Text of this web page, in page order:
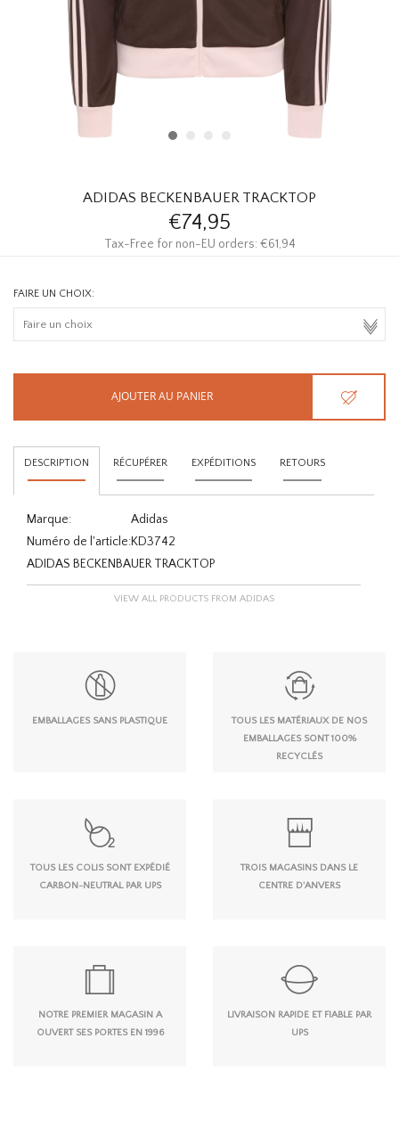
ADIDAS BECKENBAUER TRACKTOP
€74,95
Tax-Free for non-EU orders: €61,94
FAIRE UN CHOIX:
AJOUTER AU PANIER
DESCRIPTION RÉCUPÉRER EXPÉDITIONS RETOURS
Marque:
Adidas
Numéro de l'article:KD3742
ADIDAS BECKENBAUER TRACKTOP
VIEW ALL PRODUCTS FROM ADIDAS
EMBALLAGES SANS PLASTIQUE
TOUS LES MATÉRIAUX DE NOS
EMBALLAGES SONT 100%
RECYCLÉS
TOUS LES COLIS SONT EXPÉDIÉ
CARBON-NEUTRAL PAR UPS
TROIS MAGASINS DANS LE
CENTRE D'ANVERS
NOTRE PREMIER MAGASIN A
OUVERT SES PORTES EN 1996
LIVRAISON RAPIDE ET FIABLE PAR
UPS